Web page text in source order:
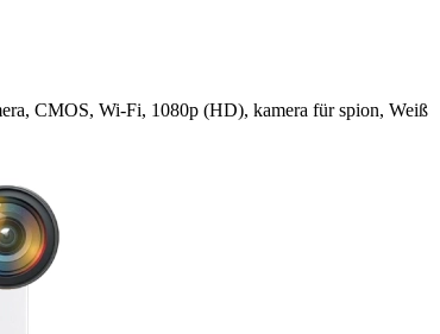
CMOS, Wi-Fi, 1080p (HD), kamera für spion, Weiß